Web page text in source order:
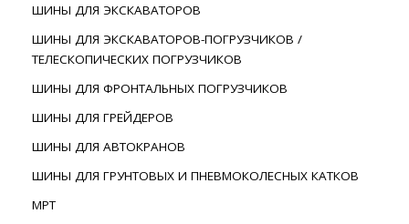
ШИНЫ ДЛЯ ЭКСКАВАТОРОВ
ШИНЫ ДЛЯ ЭКСКАВАТОРОВ-ПОГРУЗЧИКОВ /
ТЕЛЕСКОПИЧЕСКИХ ПОГРУЗЧИКОВ
ШИНЫ ДЛЯ ФРОНТАЛЬНЫХ ПОГРУЗЧИКОВ
ШИНЫ ДЛЯ ГРЕЙДЕРОВ
ШИНЫ ДЛЯ АВТОКРАНОВ
ШИНЫ ДЛЯ ГРУНТОВЫХ И ПНЕВМОКОЛЕСНЫХ КАТКОВ
MPT